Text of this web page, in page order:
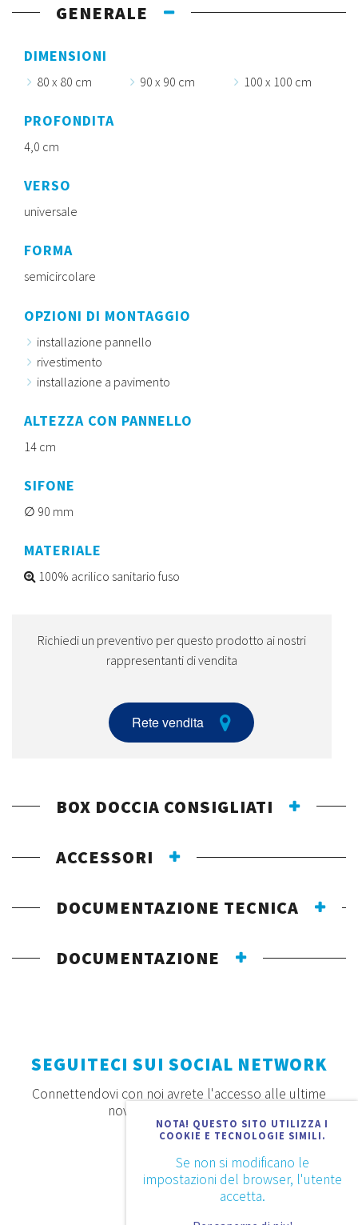
GENERALE
DIMENSIONI
80 x 80 cm 90 x 90 cm 100 x 100 cm
PROFONDITA
4,0 cm
VERSO
universale
FORMA
semicircolare
OPZIONI DI MONTAGGIO
installazione pannello
rivestimento
installazione a pavimento
ALTEZZA CON PANNELLO
14 cm
SIFONE
90 mm
MATERIALE
100% acrilico sanitario fuso
Richiedi un preventivo per questo prodotto ai nostri
rappresentanti di vendita
Rete vendita
BOX DOCCIA CONSIGLIATI
ACCESSORI
DOCUMENTAZIONE TECNICA
DOCUMENTAZIONE
NOTA! QUESTO SITO UTILIZZA I
COOKIE E TECNOLOGIE SIMILI.
Se non si modificano le
impostazioni del browser, l'utente
accetta.
SEGUITECI SUI SOCIAL NETWORK
Connettendovi con noi avrete l'accesso alle ultime
novità, offerte e prodotti